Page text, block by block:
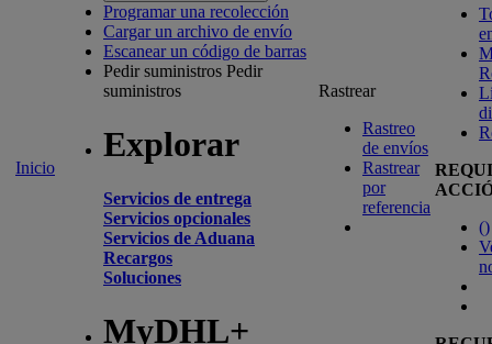
Inicio
Programar una recolección
Cargar un archivo de envío
Escanear un código de barras
Pedir suministros Pedir
suministros
Explorar
Servicios de entrega
Servicios opcionales
Servicios de Aduana
Recargos
Soluciones
MyDHL+
Rastrear
Rastreo
de envíos
Rastrear
por
referencia
()